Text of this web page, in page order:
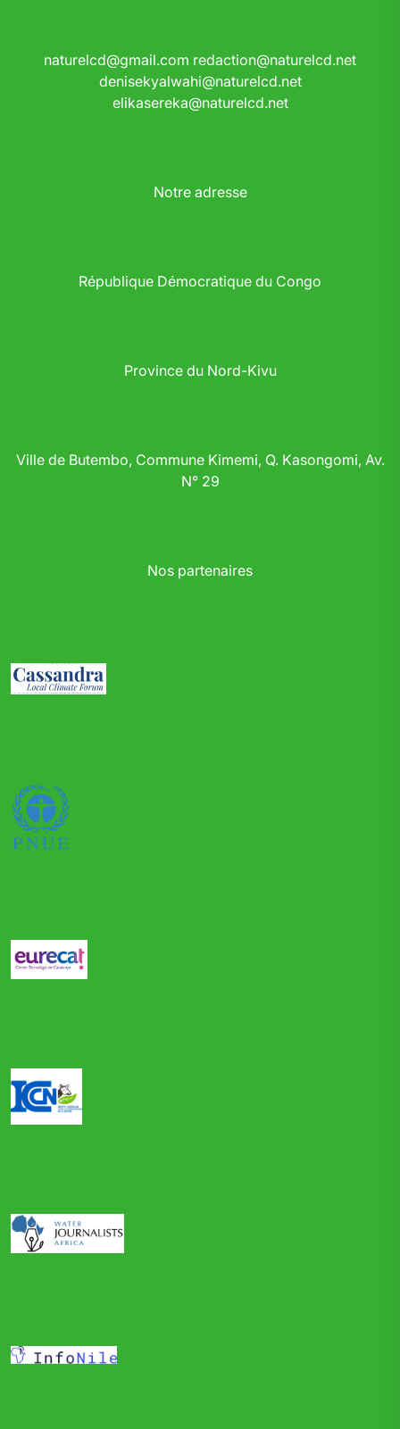
naturelcd@gmail.com redaction@naturelcd.net
denisekyalwahi@naturelcd.net
elikasereka@naturelcd.net
Notre adresse
République Démocratique du Congo
Province du Nord-Kivu
Ville de Butembo, Commune Kimemi, Q. Kasongomi, Av.
N° 29
Nos partenaires